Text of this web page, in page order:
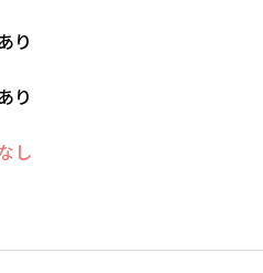
像は実物と若干異なる場合があります。
り
り
し